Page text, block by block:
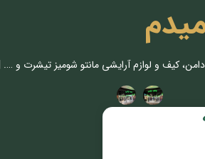
کیف و لوازم آرایشی مانتو شومیز تیشرت و